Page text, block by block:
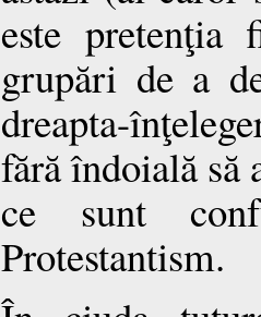
este pretenţia
grupări de a
dreapta-
fără îndoială să
ce sunt
Protestantism.